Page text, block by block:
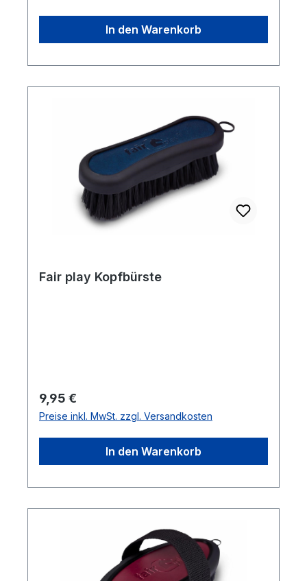
In den Warenkorb
Fair play Kopfbürste
Regulärer Preis:
9,95 €
Preise inkl. MwSt. zzgl. Versandkosten
In den Warenkorb